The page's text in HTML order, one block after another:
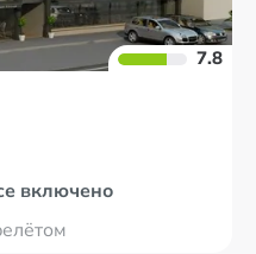
7.8
включено